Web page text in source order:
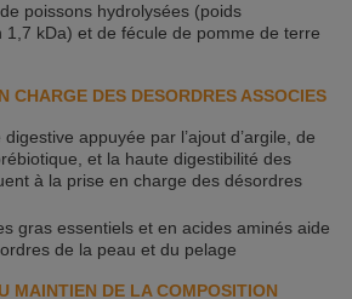
poissons hydrolysées (poids
1,7 kDa) et de fécule de pomme de terre
CHARGE DES DESORDRES ASSOCIES
appuyée par l’ajout d’argile, de
et la haute digestibilité des
à la prise en charge des désordres
gras essentiels et en acides aminés aide
de la peau et du pelage
MAINTIEN DE LA COMPOSITION